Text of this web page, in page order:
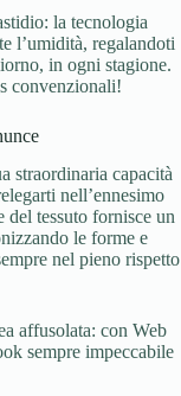
la tecnologia
l’umidità, regalandoti
in ogni stagione.
convenzionali!
straordinaria capacità
nell’ennesimo
del tessuto fornisce un
le forme e
nel pieno rispetto
affusolata: con Web
sempre impeccabile